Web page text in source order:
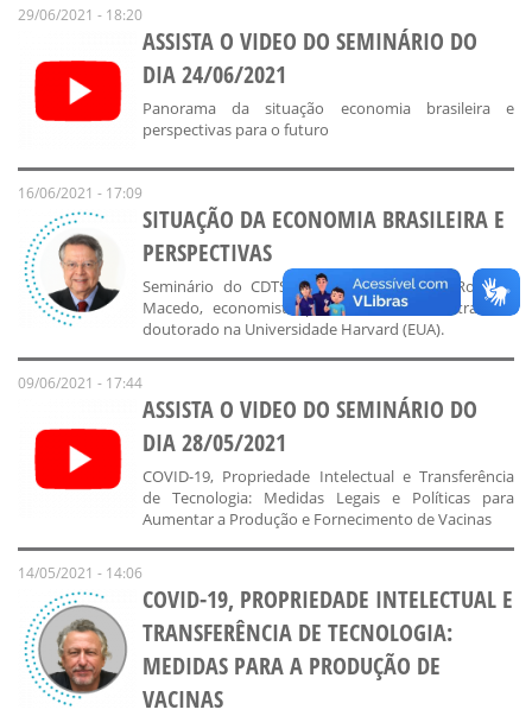
29/06/2021 - 18:20
ASSISTA O VIDEO DO SEMINÁRIO DO
DIA 24/06/2021
Panorama da situação economia brasileira e
perspectivas para o futuro
16/06/2021 - 17:09
SITUAÇÃO DA ECONOMIA BRASILEIRA E
PERSPECTIVAS
Seminário do CDTS convida o professor Roberto
Macedo, economista pela USP, com mestrado e
doutorado na Universidade Harvard (EUA).
09/06/2021 - 17:44
ASSISTA O VIDEO DO SEMINÁRIO DO
DIA 28/05/2021
COVID-19, Propriedade Intelectual e Transferência
de Tecnologia: Medidas Legais e Políticas para
Aumentar a Produção e Fornecimento de Vacinas
14/05/2021 - 14:06
COVID-19, PROPRIEDADE INTELECTUAL E
TRANSFERÊNCIA DE TECNOLOGIA:
MEDIDAS PARA A PRODUÇÃO DE
VACINAS